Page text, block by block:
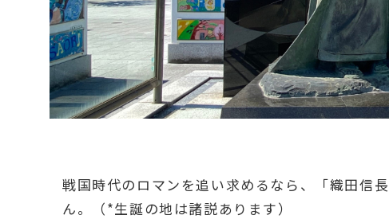
戦国時代のロマンを追い求めるなら、「織田信
ん。（*生誕の地は諸説あります）